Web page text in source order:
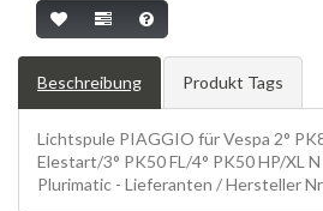
Beschreibung Produkt Tags
Lichtspule PIAGGIO für Vespa 2°
Elestart/3° PK50 FL/4° PK50 HP/XL N
Plurimatic - Lieferanten / Hersteller